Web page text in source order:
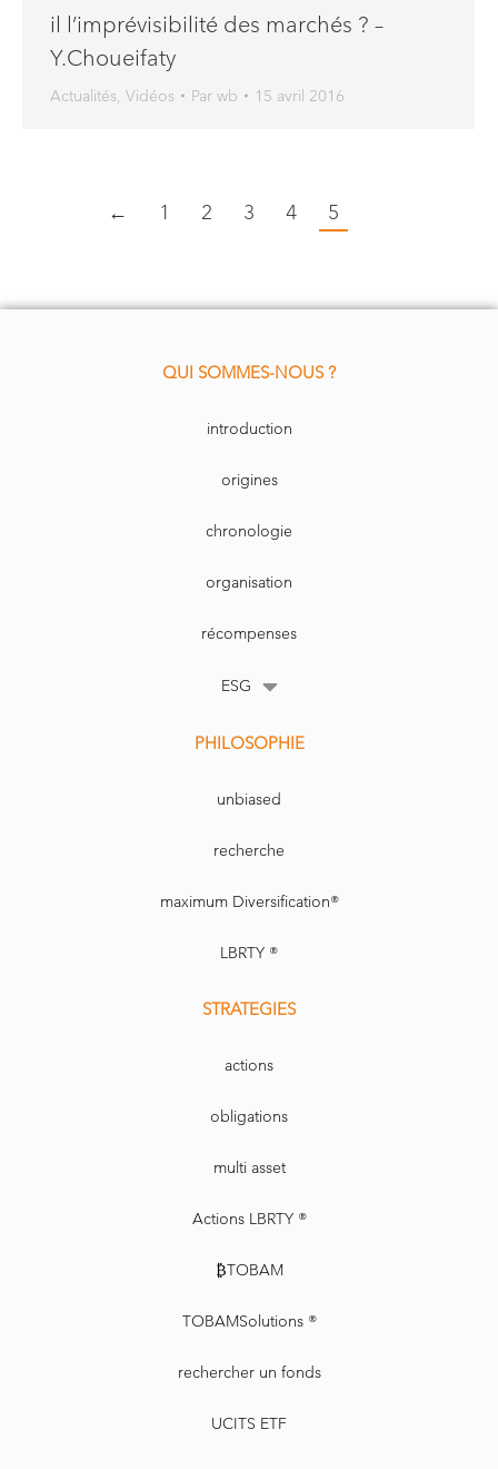
il l’imprévisibilité des marchés ? –
Y.Choueifaty
Actualités, Vidéos Par wb 15 avril 2016
← 1 2 3 4 5
QUI SOMMES-NOUS ?
introduction
origines
chronologie
organisation
récompenses
ESG
PHILOSOPHIE
unbiased
recherche
maximum Diversification®
LBRTY ®
STRATEGIES
actions
obligations
multi asset
Actions LBRTY ®
₿TOBAM
TOBAMSolutions ®
rechercher un fonds
UCITS ETF